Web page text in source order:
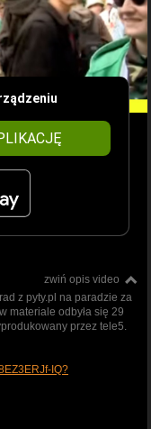
zwiń opis video
z pyty.pl na paradzie za
materiale odbyła się 29
przez tele5.
IQ?